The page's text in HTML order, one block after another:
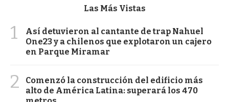
Las Más Vistas
1
Así detuvieron al cantante de trap Nahuel
One23 y a chilenos que explotaron un cajero
en Parque Miramar
2
Comenzó la construcción del edificio más
alto de América Latina: superará los 470